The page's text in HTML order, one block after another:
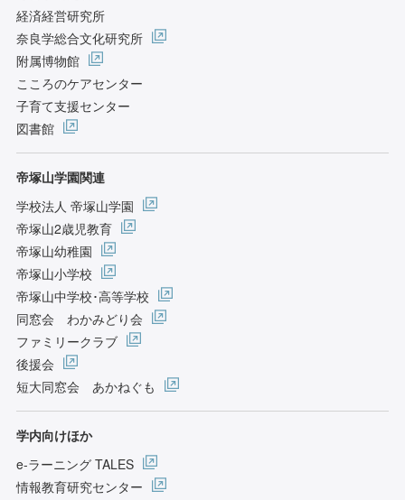
経済経営研究所
奈良学総合文化研究所
附属博物館
こころのケアセンター
子育て支援センター
図書館
帝塚山学園関連
学校法人 帝塚山学園
帝塚山2歳児教育
帝塚山幼稚園
帝塚山小学校
帝塚山中学校･高等学校
同窓会 わかみどり会
ファミリークラブ
後援会
短大同窓会 あかねぐも
学内向けほか
e-ラーニング TALES
情報教育研究センター